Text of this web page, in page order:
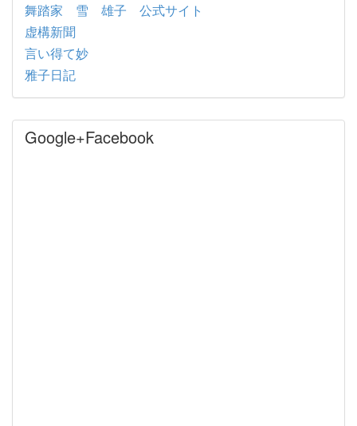
舞踏家 雪 雄子 公式サイト
虚構新聞
言い得て妙
雅子日記
Google+Facebook